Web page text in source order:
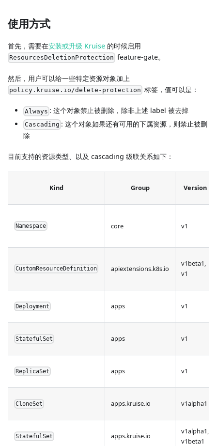
使用方式
首先，需要在安装或升级 Kruise 的时候启用
ResourcesDeletionProtection feature-gate。
然后，用户可以给一些特定资源对象加上
policy.kruise.io/delete-protection 标签，值可以是：
Always : 这个对象禁止被删除，除非上述 label 被去掉
Cascading : 这个对象如果还有可用的下属资源，则禁止被删
除
目前支持的资源类型、以及 cascading 级联关系如下：
Kind Group Version
Namespace core v1
CustomResourceDefinition apiextensions.k8s.io
v1beta1,
v1
Deployment apps v1
StatefulSet apps v1
ReplicaSet apps v1
CloneSet apps.kruise.io v1alpha1
StatefulSet apps.kruise.io
v1alpha1,
v1beta1